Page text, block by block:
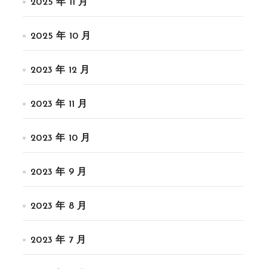
2025 年 11 月
2025 年 10 月
2023 年 12 月
2023 年 11 月
2023 年 10 月
2023 年 9 月
2023 年 8 月
2023 年 7 月